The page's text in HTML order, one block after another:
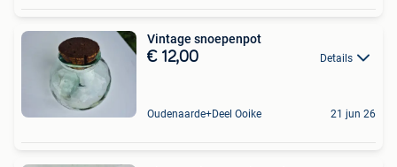
Vintage snoepenpot
€ 12,00 Details
Oudenaarde+Deel Ooike 21 jun 26